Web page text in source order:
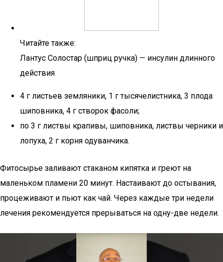
Читайте также:
Лантус Солостар (шприц ручка) — инсулин длинного
действия
4 г листьев земляники, 1 г тысячелистника, 3 плода
шиповника, 4 г створок фасоли;
по 3 г листвы крапивы, шиповника, листвы черники и
лопуха, 2 г корня одуванчика.
Фитосырье заливают стаканом кипятка и греют на
маленьком пламени 20 минут. Настаивают до остывания,
процеживают и пьют как чай. Через каждые три недели
лечения рекомендуется прерываться на одну-две недели.